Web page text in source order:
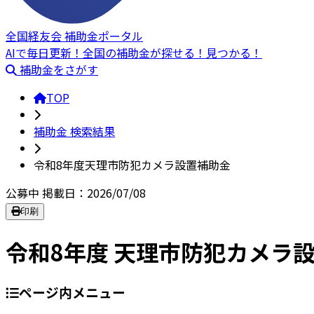
全国経友会 補助金ポータル
AIで毎日更新！全国の補助金が探せる！見つかる！
補助金をさがす
TOP
補助金 検索結果
令和8年度天理市防犯カメラ設置補助金
公募中 掲載日：2026/07/08
印刷
令和8年度 天理市防犯カメラ
ページ内メニュー